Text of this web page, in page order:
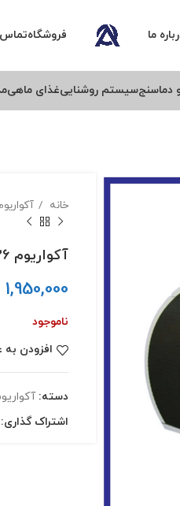
ما فروشگاهتماس
دماسنجسیستم روشناییغذای ماهی
خانه
آکواریوم MA-26
1,950,000
ناموجود
افزودن به
دسته:
اشتراک گذاری: